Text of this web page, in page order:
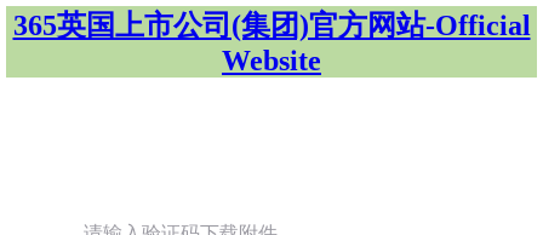
365英国上市公司(集团)官方网站-Official
Website